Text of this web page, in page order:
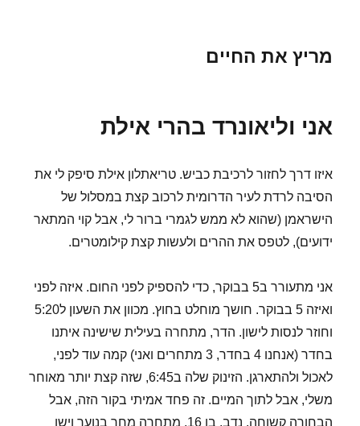
מריץ את החיים
אני וליאונרד בהרי אילת
איזו דרך לחזור לרכיבת כביש. טריאתלון אילת סיפק לי את
הסיבה לרדת לעיר הדרומית לרכוב קצת במסלול של
הישראמן (שהוא לא ממש לגמרי ברור לי, אבל קוי המתאר
ידועים), לטפס את ההרים ולעשות קצת קילומטרים.
אני מתעורר ב5 בבוקר, כדי להספיק לפני החום. איזה לפני
ואיזה 5 בבוקר. חושך מוחלט בחוץ. מכוון את השעון ל5:20
וחוזר לנסות לישון. הדר, מתחרה בעילית שישינה איתנו
בחדר (אנחנו 4 בחדר, 3 מתחרים ואני) קמה עוד לפני,
לאכול ולהתארגן. הזינוק שלה ב6:45, שזה קצת יותר מאוחר
משלי, אבל לתוך המיים. זה פחד אמיתי בקור הזה, אבל
הבחורה קשוחה. נדב, בן 16, מתחרה מחר בנוער וישן